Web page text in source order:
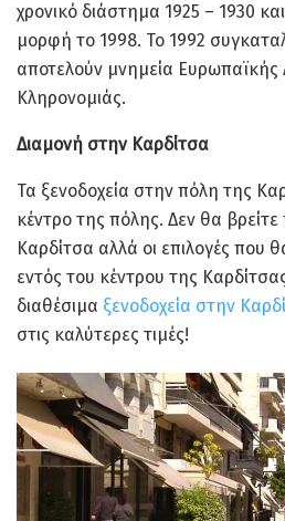
χρονικό διάστημα 1925 – 1930
μορφή το 1998. Το 1992
αποτελούν μνημεία Ευρωπαϊκής
Κληρονομιάς.
Διαμονή στην Καρδίτσα
Τα ξενοδοχεία στην πόλη της
κέντρο της πόλης. Δεν θα
Καρδίτσα αλλά οι επιλογές που
εντός του κέντρου της
διαθέσιμα ξενοδοχεία στην
στις καλύτερες τιμές!